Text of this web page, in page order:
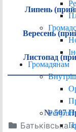
Громадянам
№ 507
Батьківська
Липень
Вересень
Листопад